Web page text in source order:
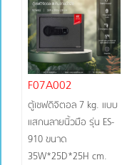
หมุน
รหัส
(กุญแจ
4 ชุด)
ระบบ
ล็อก
แบบ
ญี่ปุ่น
ระบบ
ดิจิตอล
2 ชุด
F07A002
ตู้เซฟดิจิตอล 7 kg. แบบ
แสกนลายนิ้วมือ รุ่น ES-
910 ขนาด
35W*25D*25H cm.